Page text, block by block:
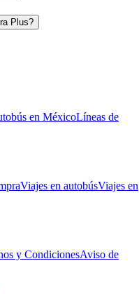
Plus?
en MéxicoLíneas de
Viajes en autobúsViajes en
y CondicionesAviso de